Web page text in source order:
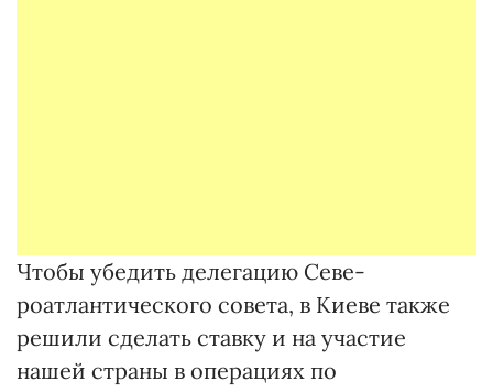
Чтобы убедить делегацию Севе­
роатлантического совета, в Киеве так­же
решили сделать ставку и на участие
нашей страны в операциях по